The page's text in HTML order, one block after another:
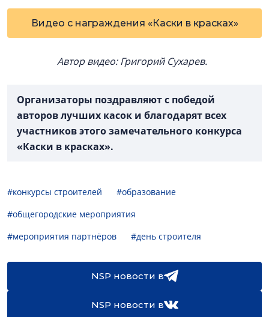
Видео с награждения «Каски в красках»
Автор видео: Григорий Сухарев.
Организаторы поздравляют с победой
авторов лучших касок и благодарят всех
участников этого замечательного конкурса
«Каски в красках».
#конкурсы строителей
#образование
#общегородские мероприятия
#мероприятия партнёров
#день строителя
NSP новости в
NSP новости в